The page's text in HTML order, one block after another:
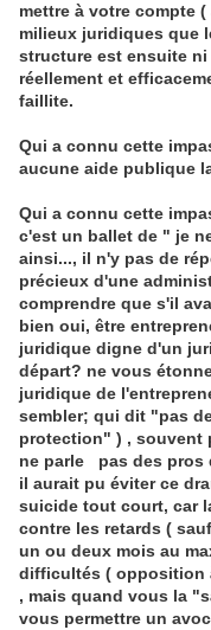
mettre à votre compte (
milieux juridiques que
structure est ensuite
réellement et
faillite.
Qui a connu cette
aucune aide publique
Qui a connu cette
c'est un ballet de " je
ainsi..., il n'y pas de
précieux d'une
comprendre que s'il
bien oui, être
juridique digne d'un
départ? ne vous
juridique de
sembler; qui dit "pas
protection" ) , souvent
ne parle pas des pros
il aurait pu éviter ce
suicide tout court, car
contre les retards (
un ou deux mois au
difficultés ( opposition
, mais quand vous la
vous permettre un